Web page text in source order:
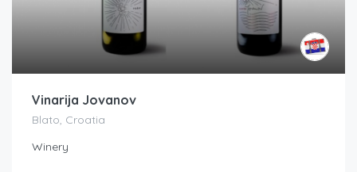
Vinarija Jovanov
Blato, Croatia
Winery